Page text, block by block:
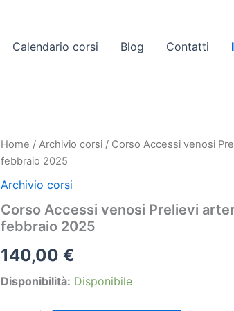
Calendario corsi Blog Contatti
Home / Archivio corsi / Corso Accessi venosi
febbraio 2025
Archivio corsi
Corso Accessi venosi Prelievi
febbraio 2025
140,00 €
Disponibilità: Disponibile